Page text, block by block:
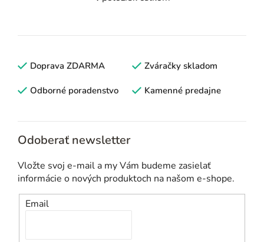
O
l
a
c
k
y
ý
Doprava ZDARMA Zváračky skladom
Odborné poradenstvo Kamenné predajne
Odoberať newsletter
Vložte svoj e-mail a my Vám budeme zasielať
informácie o nových produktoch na našom e-shope.
Email